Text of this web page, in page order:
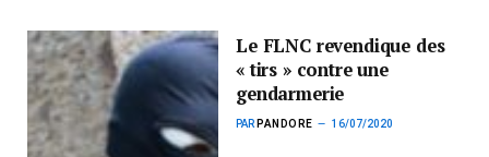
Le FLNC revendique des
« tirs » contre une
gendarmerie
PAR PANDORE 16/07/2020